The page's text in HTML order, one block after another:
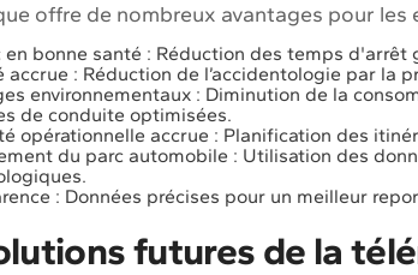
offre de nombreux avantages pour
en bonne santé : Réduction des temps d'arrêt
accrue : Réduction de l’accidentologie par la
environnementaux : Diminution de la
de conduite optimisées.
opérationnelle accrue : Planification des
du parc automobile : Utilisation des
: Données précises pour un meilleur
futures de la